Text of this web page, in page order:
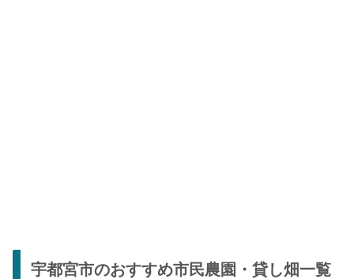
宇都宮市のおすすめ市民農園・貸し畑一覧